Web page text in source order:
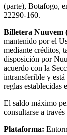
(parte), Botafogo,
22290-160.
Billetera Nuuvem
mantenido por el
mediante créditos,
disposición por
acuerdo con la
intransferible y
reglas establecidas
El saldo máximo
consultarse a través
Plataforma: